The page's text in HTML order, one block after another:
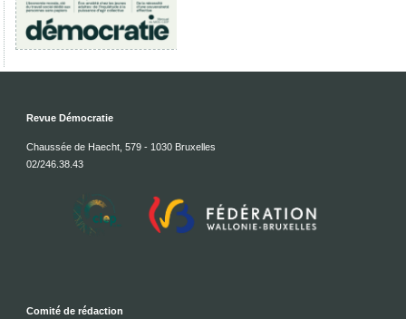
Revue Démocratie
Chaussée de Haecht, 579 - 1030 Bruxelles
02/246.38.43
Comité de rédaction